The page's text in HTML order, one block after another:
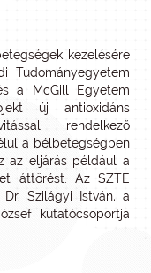
kezelésére
Tudományegyetem
a McGill Egyetem
új antioxidáns
rendelkező
a bélbetegségben
az eljárás például a
áttörést. Az SZTE
Szilágyi István, a
kutatócsoportja